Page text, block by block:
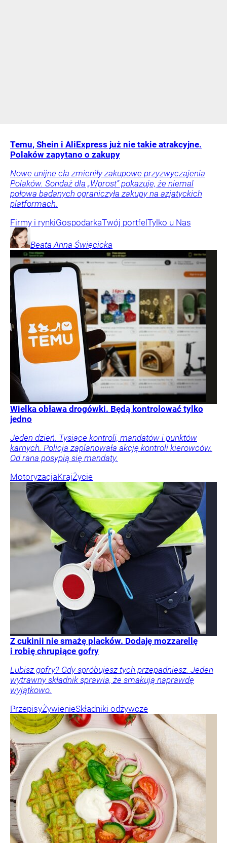
Temu, Shein i AliExpress już nie takie atrakcyjne.
Polaków zapytano o zakupy
Nowe unijne cła zmieniły zakupowe przyzwyczajenia
Polaków. Sondaż dla „Wprost” pokazuje, że niemal
połowa badanych ograniczyła zakupy na azjatyckich
platformach.
Firmy i rynkiGospodarkaTwój portfelTylko u Nas
Beata Anna Święcicka
Wielka obława drogówki. Będą kontrolować tylko
jedno
Jeden dzień. Tysiące kontroli, mandatów i punktów
karnych. Policja zaplanowała akcję kontroli kierowców.
Od rana posypią się mandaty.
MotoryzacjaKrajŻycie
Z cukinii nie smażę placków. Dodaję mozzarellę
i robię chrupiące gofry
Lubisz gofry? Gdy spróbujesz tych przepadniesz. Jeden
wytrawny składnik sprawia, że smakują naprawdę
wyjątkowo.
PrzepisyŻywienieSkładniki odżywcze